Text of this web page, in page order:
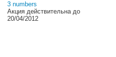
3 numbers
Акция действительна до
20/04/2012